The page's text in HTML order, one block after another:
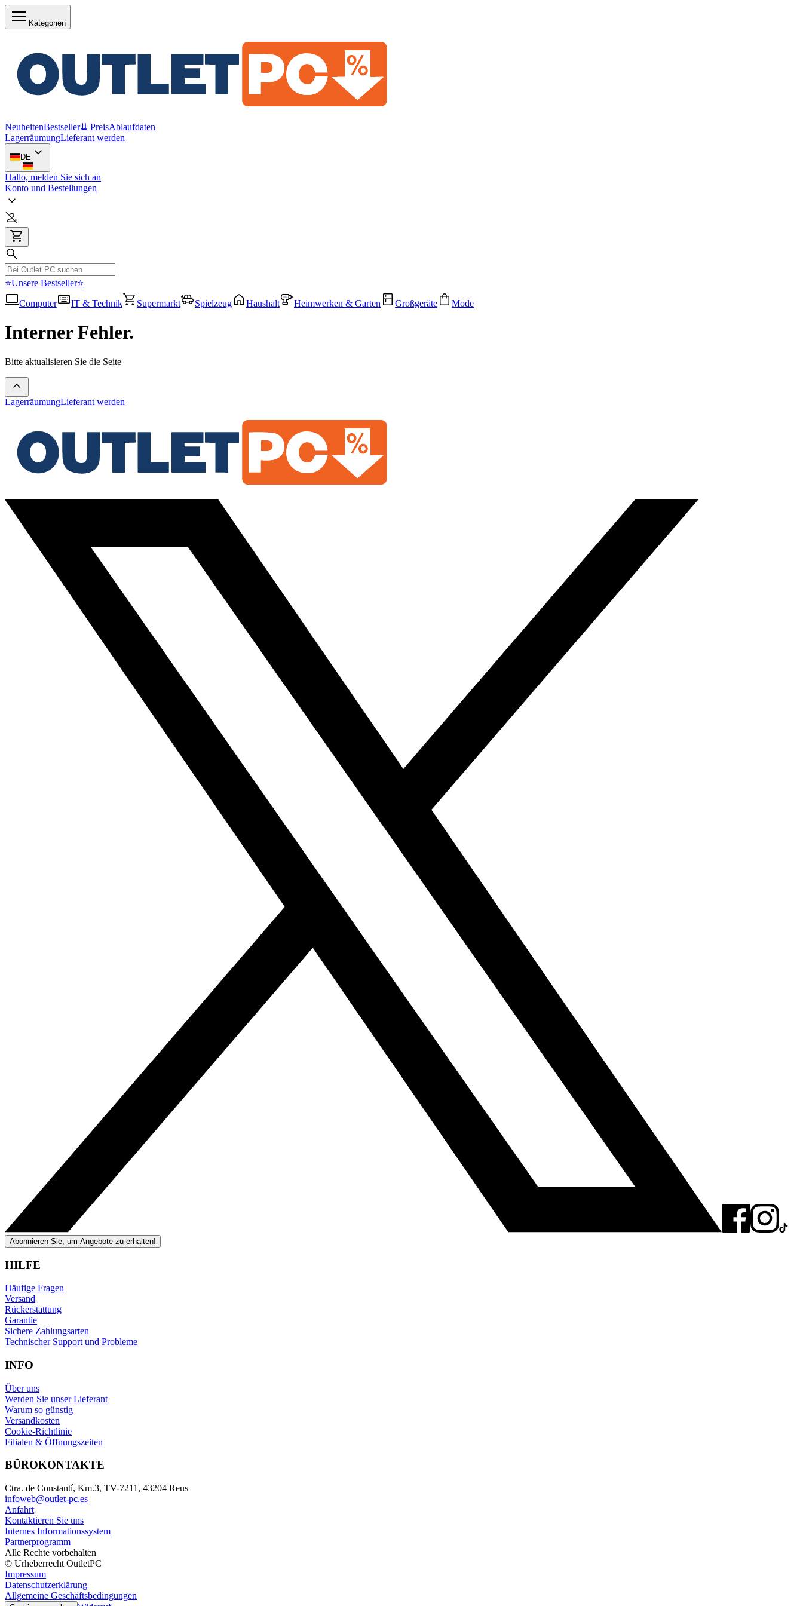
Kategorien
NeuheitenBestseller⇊ PreisAblaufdaten
LagerräumungLieferant werden
DE
Hallo, melden Sie sich an
Konto und Bestellungen
⭐Unsere Bestseller⭐
Computer
IT & Technik Supermarkt Spielzeug Haushalt Heimwerken & Garten Großgeräte Mode
Interner Fehler.
Bitte aktualisieren Sie die Seite
LagerräumungLieferant werden
Abonnieren Sie, um Angebote zu erhalten!
HILFE
Häufige Fragen
Versand
Rückerstattung
Garantie
Sichere Zahlungsarten
Technischer Support und Probleme
INFO
Über uns
Werden Sie unser Lieferant
Warum so günstig
Versandkosten
Cookie-Richtlinie
Filialen & Öffnungszeiten
BÜROKONTAKTE
Ctra. de Constantí, Km.3, TV-7211, 43204 Reus
infoweb@outlet-pc.es
Anfahrt
Kontaktieren Sie uns
Internes Informationssystem
Partnerprogramm
Alle Rechte vorbehalten
© Urheberrecht OutletPC
Impressum
Datenschutzerklärung
Allgemeine Geschäftsbedingungen